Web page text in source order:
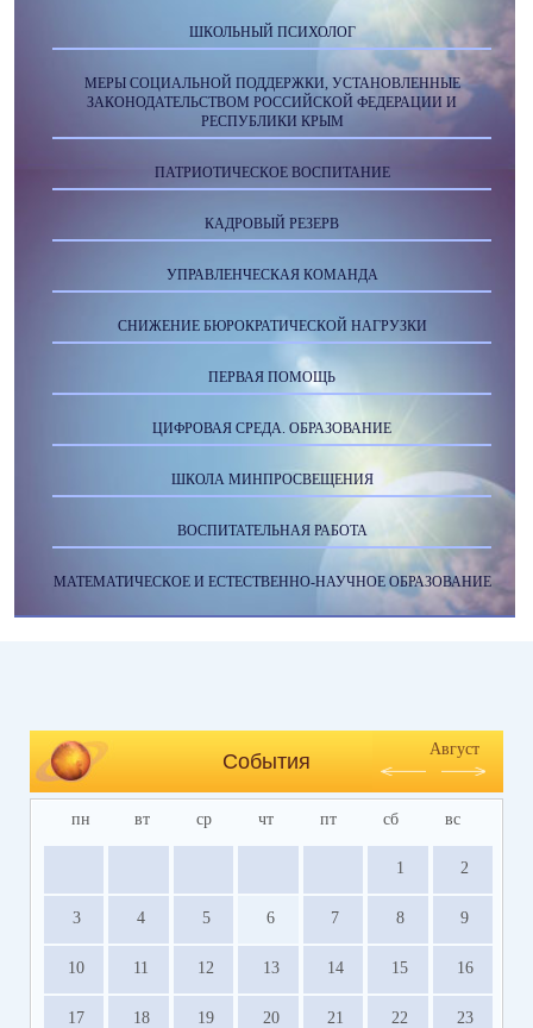
ШКОЛЬНЫЙ ПСИХОЛОГ
МЕРЫ СОЦИАЛЬНОЙ ПОДДЕРЖКИ, УСТАНОВЛЕННЫЕ
ЗАКОНОДАТЕЛЬСТВОМ РОССИЙСКОЙ ФЕДЕРАЦИИ И
РЕСПУБЛИКИ КРЫМ
ПАТРИОТИЧЕСКОЕ ВОСПИТАНИЕ
КАДРОВЫЙ РЕЗЕРВ
УПРАВЛЕНЧЕСКАЯ КОМАНДА
СНИЖЕНИЕ БЮРОКРАТИЧЕСКОЙ НАГРУЗКИ
ПЕРВАЯ ПОМОЩЬ
ЦИФРОВАЯ СРЕДА. ОБРАЗОВАНИЕ
ШКОЛА МИНПРОСВЕЩЕНИЯ
ВОСПИТАТЕЛЬНАЯ РАБОТА
МАТЕМАТИЧЕСКОЕ И ЕСТЕСТВЕННО-НАУЧНОЕ ОБРАЗОВАНИЕ
События
Август
пн вт ср чт пт сб вс
1 2
3 4 5 6 7 8 9
10 11 12 13 14 15 16
17 18 19 20 21 22 23